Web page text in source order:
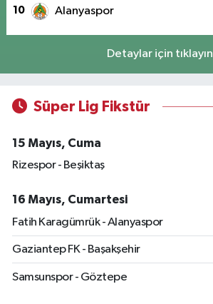
10 Alanyaspor
Detaylar için tıklayın
Süper Lig Fikstür
15 Mayıs, Cuma
Rizespor - Beşiktaş
16 Mayıs, Cumartesi
Fatih Karagümrük - Alanyaspor
Gaziantep FK - Başakşehir
Samsunspor - Göztepe